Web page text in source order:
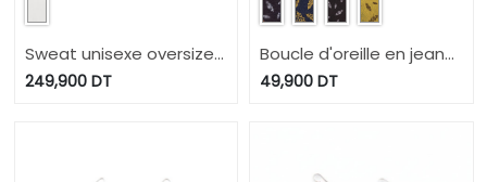
Sweat unisexe oversized
كون كيما انتي Selvedge
249,900DT
Boucle d'oreille en jeans
HEAVY PRINT EFFECT -
49,900 DT